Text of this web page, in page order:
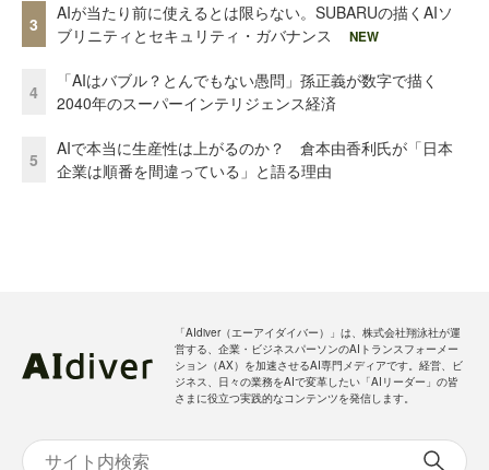
3
AIが当たり前に使えるとは限らない。SUBARUの描くAIソ
ブリニティとセキュリティ・ガバナンス
NEW
4
「AIはバブル？とんでもない愚問」孫正義が数字で描く
2040年のスーパーインテリジェンス経済
5
AIで本当に生産性は上がるのか？ 倉本由香利氏が「日本
企業は順番を間違っている」と語る理由
「AIdiver（エーアイダイバー）」は、株式会社翔泳社が運
営する、企業・ビジネスパーソンのAIトランスフォーメー
ション（AX）を加速させるAI専門メディアです。経営、ビ
ジネス、日々の業務をAIで変革したい「AIリーダー」の皆
さまに役立つ実践的なコンテンツを発信します。